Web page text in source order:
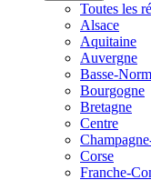
Toutes les
Alsace
Aquitaine
Auvergne
Basse-
Bourgogne
Bretagne
Centre
Corse
Franche-